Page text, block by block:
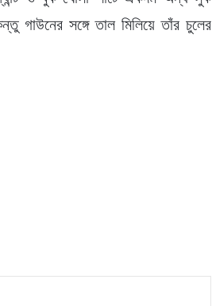
গাউনের সঙ্গে তাল মিলিয়ে তাঁর চুলের